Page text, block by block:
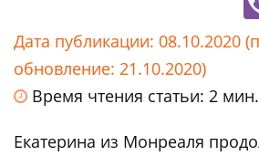
Дата публикации: 08.10.2020
обновление: 21.10.2020)
Время чтения статьи: 2
Екатерина из Монреаля